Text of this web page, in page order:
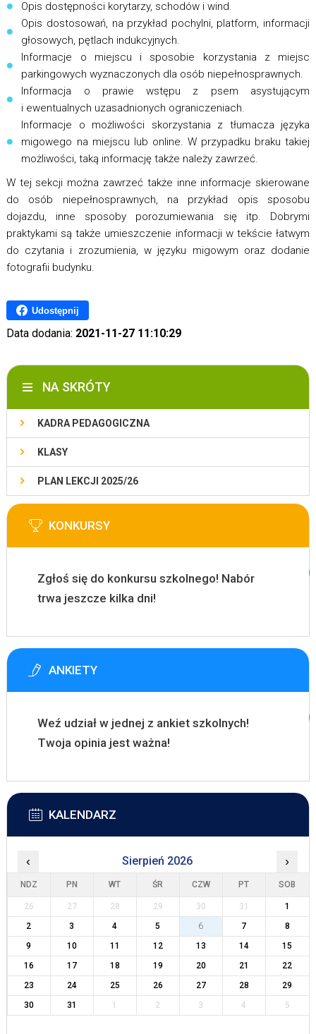
Opis dostępności korytarzy, schodów i wind.
Opis dostosowań, na przykład pochylni, platform, informacji
głosowych, pętlach indukcyjnych.
Informacje o miejscu i sposobie korzystania z miejsc
parkingowych wyznaczonych dla osób niepełnosprawnych.
Informacja o prawie wstępu z psem asystującym
i ewentualnych uzasadnionych ograniczeniach.
Informacje o możliwości skorzystania z tłumacza języka
migowego na miejscu lub online. W przypadku braku takiej
możliwości, taką informację także należy zawrzeć.
W tej sekcji można zawrzeć także inne informacje skierowane
do osób niepełnosprawnych, na przykład opis sposobu
dojazdu, inne sposoby porozumiewania się itp. Dobrymi
praktykami są także umieszczenie informacji w tekście łatwym
do czytania i zrozumienia, w języku migowym oraz dodanie
fotografii budynku.
Udostępnij
Data dodania: 2021-11-27 11:10:29
NA SKRÓTY
KADRA PEDAGOGICZNA
KLASY
PLAN LEKCJI 2025/26
KONKURSY
Zgłoś się do konkursu szkolnego! Nabór
trwa jeszcze kilka dni!
ANKIETY
Weź udział w jednej z ankiet szkolnych!
Twoja opinia jest ważna!
KALENDARZ
‹ Sierpień 2026 ›
NDZ PN WT ŚR CZW PT SOB
26 27 28 29 30 31
1
2
3 4 5 6 7
8
9
10 11 12 13 14
15
16
17 18 19 20 21
22
23
24 25 26 27 28
29
30
31 1 2 3 4 5